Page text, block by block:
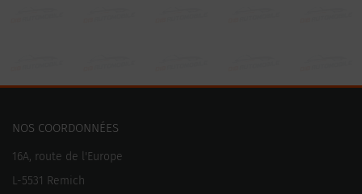
NOS COORDONNÉES
16A, route de l'Europe
L-5531 Remich